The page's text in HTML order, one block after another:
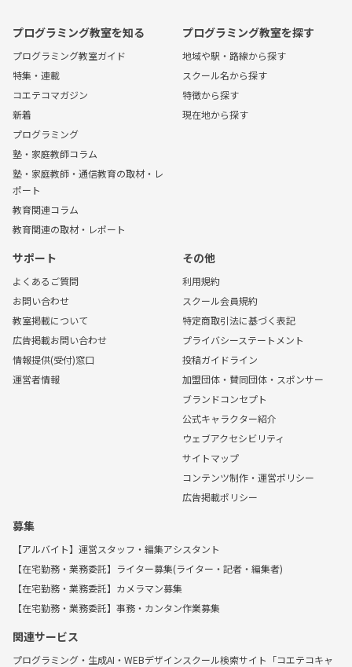
プログラミング教室を知る
プログラミング教室ガイド
特集・連載
コエテコマガジン
新着
プログラミング
塾・家庭教師コラム
塾・家庭教師・通信教育の取材・レ
ポート
教育関連コラム
教育関連の取材・レポート
プログラミング教室を探す
地域や駅・路線から探す
スクール名から探す
特徴から探す
現在地から探す
サポート
よくあるご質問
お問い合わせ
教室掲載について
広告掲載お問い合わせ
情報提供(受付)窓口
運営者情報
その他
利用規約
スクール会員規約
特定商取引法に基づく表記
プライバシーステートメント
投稿ガイドライン
加盟団体・賛同団体・スポンサー
ブランドコンセプト
公式キャラクター紹介
ウェブアクセシビリティ
サイトマップ
コンテンツ制作・運営ポリシー
広告掲載ポリシー
募集
【アルバイト】運営スタッフ・編集アシスタント
【在宅勤務・業務委託】ライター募集(ライター・記者・編集者)
【在宅勤務・業務委託】カメラマン募集
【在宅勤務・業務委託】事務・カンタン作業募集
関連サービス
プログラミング・生成AI・WEBデザインスクール検索サイト「コエテコキャ